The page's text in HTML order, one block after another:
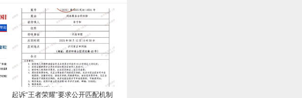
起诉“王者荣耀”要求公开匹配机制